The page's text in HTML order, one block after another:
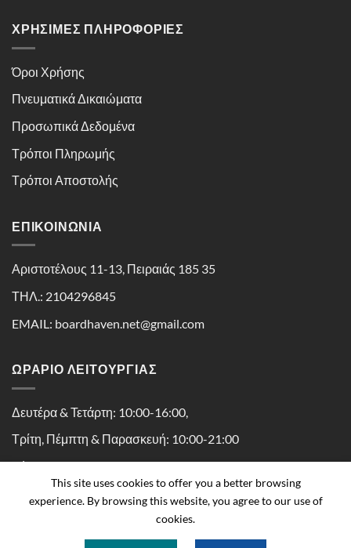
ΧΡΉΣΙΜΕΣ ΠΛΗΡΟΦΟΡΊΕΣ
Όροι Χρήσης
Πνευματικά Δικαιώματα
Προσωπικά Δεδομένα
Τρόποι Πληρωμής
Τρόποι Αποστολής
ΕΠΙΚΟΙΝΩΝΊΑ
Αριστοτέλους 11-13, Πειραιάς 185 35
ΤΗΛ.: 2104296845
EMAIL: boardhaven.net@gmail.com
ΩΡΑΡΙΟ ΛΕΙΤΟΥΡΓΙΑΣ
Δευτέρα & Τετάρτη: 10:00-16:00,
Τρίτη, Πέμπτη & Παρασκευή: 10:00-21:00
Σάββατο: 10:00-16:30
This site uses cookies to offer you a better browsing
experience. By browsing this website, you agree to our use of
cookies.